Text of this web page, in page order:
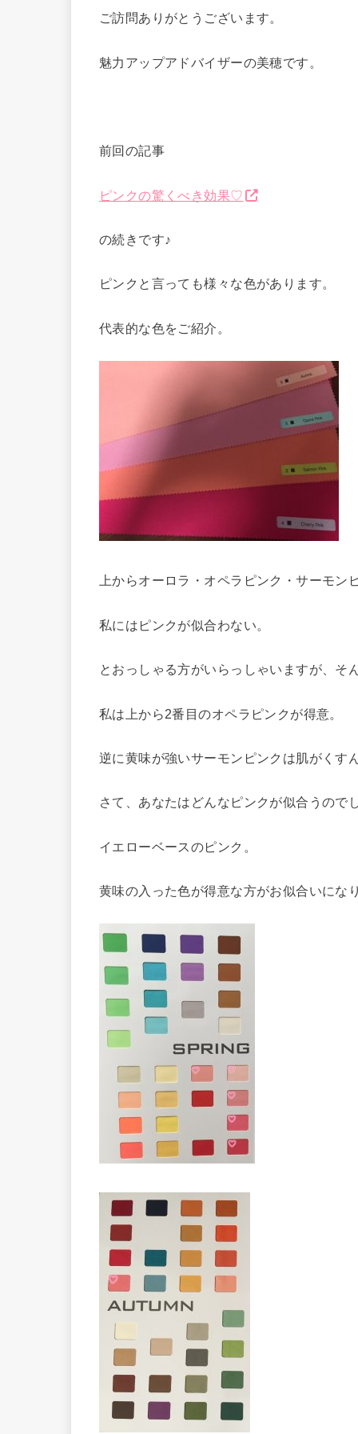
ご訪問ありがとうございます。
魅力アップアドバイザーの美穂です。
前回の記事
ピンクの驚くべき効果♡
の続きです♪
ピンクと言っても様々な色があります。
代表的な色をご紹介。
上からオーロラ・オペラピンク・サーモン
私にはピンクが似合わない。
とおっしゃる方がいらっしゃいますが、そ
私は上から2番目のオペラピンクが得意。
逆に黄味が強いサーモンピンクは肌がくす
さて、あなたはどんなピンクが似合うので
イエローベースのピンク。
黄味の入った色が得意な方がお似合いにな